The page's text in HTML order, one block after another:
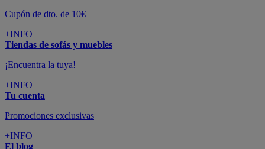
Cupón de dto. de 10€
+INFO
Tiendas de sofás y muebles
¡Encuentra la tuya!
+INFO
Tu cuenta
Promociones exclusivas
+INFO
El blog